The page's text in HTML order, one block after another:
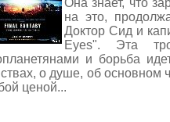
Она знает, что
на это,
Доктор Сид и
Eyes". Эта
и борьба
о душе, об основном
ценой...